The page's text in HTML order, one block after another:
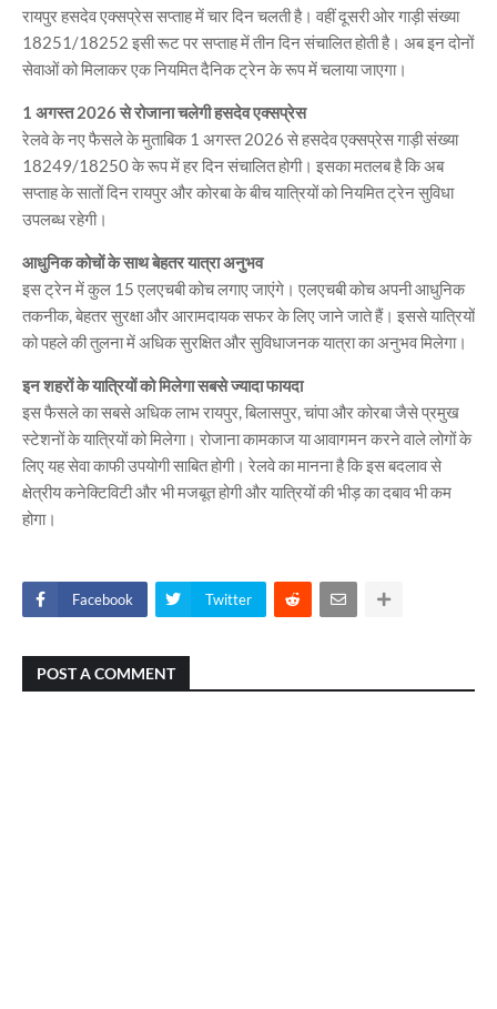
रायपुर हसदेव एक्सप्रेस सप्ताह में चार दिन चलती है। वहीं दूसरी ओर गाड़ी संख्या
18251/18252 इसी रूट पर सप्ताह में तीन दिन संचालित होती है। अब इन दोनों
सेवाओं को मिलाकर एक नियमित दैनिक ट्रेन के रूप में चलाया जाएगा।
1 अगस्त 2026 से रोजाना चलेगी हसदेव एक्सप्रेस
रेलवे के नए फैसले के मुताबिक 1 अगस्त 2026 से हसदेव एक्सप्रेस गाड़ी संख्या
18249/18250 के रूप में हर दिन संचालित होगी। इसका मतलब है कि अब
सप्ताह के सातों दिन रायपुर और कोरबा के बीच यात्रियों को नियमित ट्रेन सुविधा
उपलब्ध रहेगी।
आधुनिक कोचों के साथ बेहतर यात्रा अनुभव
इस ट्रेन में कुल 15 एलएचबी कोच लगाए जाएंगे। एलएचबी कोच अपनी आधुनिक
तकनीक, बेहतर सुरक्षा और आरामदायक सफर के लिए जाने जाते हैं। इससे यात्रियों
को पहले की तुलना में अधिक सुरक्षित और सुविधाजनक यात्रा का अनुभव मिलेगा।
इन शहरों के यात्रियों को मिलेगा सबसे ज्यादा फायदा
इस फैसले का सबसे अधिक लाभ रायपुर, बिलासपुर, चांपा और कोरबा जैसे प्रमुख
स्टेशनों के यात्रियों को मिलेगा। रोजाना कामकाज या आवागमन करने वाले लोगों के
लिए यह सेवा काफी उपयोगी साबित होगी। रेलवे का मानना है कि इस बदलाव से
क्षेत्रीय कनेक्टिविटी और भी मजबूत होगी और यात्रियों की भीड़ का दबाव भी कम
होगा।
Facebook Twitter
POST A COMMENT